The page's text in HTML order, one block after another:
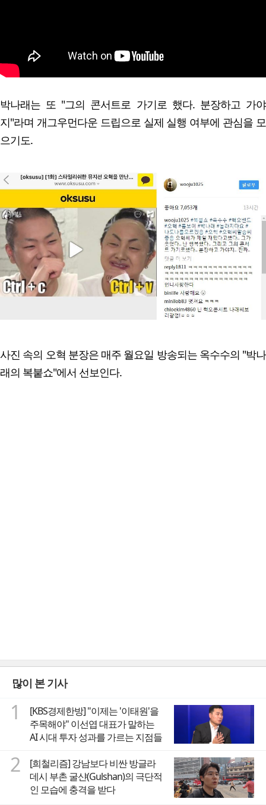
박나래는 또 "그의 콘서트로 가기로 했다. 분장하고 가야
지"라며 개그우먼다운 드립으로 실제 실행 여부에 관심을 모
으기도.
사진 속의 오혁 분장은 매주 월요일 방송되는 옥수수의 "박나
래의 복붙쇼"에서 선보인다.
많이 본 기사
1
[KBS경제한방] "이제는 '이태원'을
주목해야" 이선엽 대표가 말하는
AI 시대 투자 성과를 가르는 지점들
2
[희철리즘] 강남보다 비싼 방글라
데시 부촌 굴샨(Gulshan)의 극단적
인 모습에 충격을 받다